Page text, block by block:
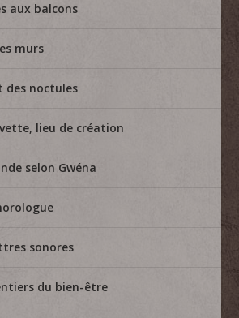
aux balcons
murs
des noctules
lieu de création
selon Gwéna
sonores
du bien-être